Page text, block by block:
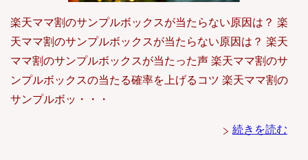
楽天ママ割のサンプルボックスが当たらない原因は？ 楽
天ママ割のサンプルボックスが当たらない原因は？ 楽天
ママ割のサンプルボックスが当たった声 楽天ママ割のサ
ンプルボックスの当たる確率を上げるコツ 楽天ママ割の
サンプルボッ・・・
続きを読む